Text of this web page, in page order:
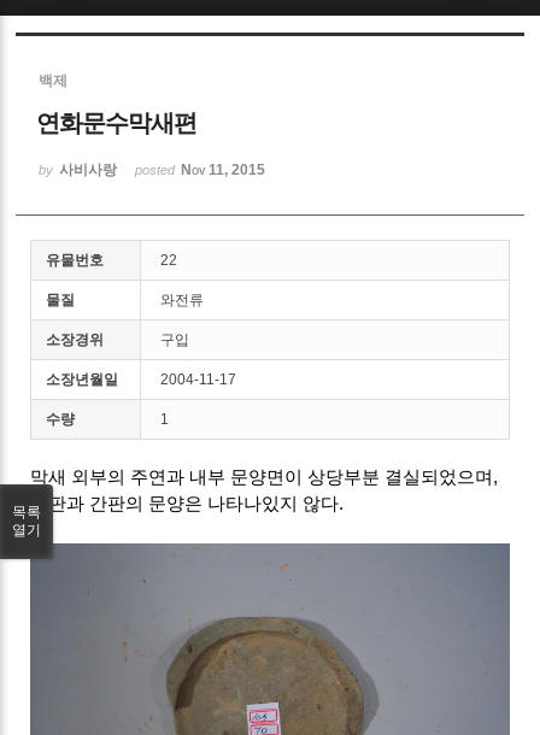
백제
연화문수막새편
by 사비사랑 posted Nov 11, 2015
유물번호 22
물질 와전류
소장경위 구입
소장년월일 2004-11-17
수량 1
막새 외부의 주연과 내부 문양면이 상당부분 결실되었으며,
연판과 간판의 문양은 나타나있지 않다.
목록
열기
Sketchbook5, 스케치북5
Sketchbook5, 스케치북5